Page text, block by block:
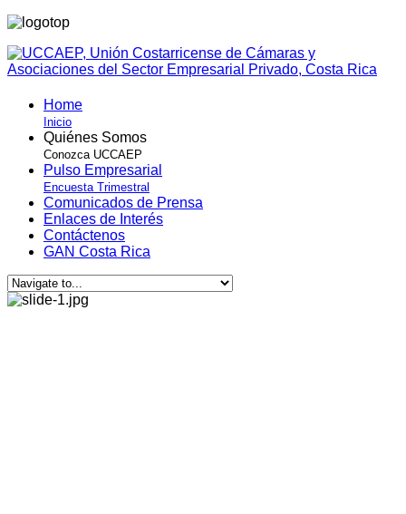
Home
Inicio
Quiénes Somos
Conozca UCCAEP
Pulso Empresarial
Encuesta Trimestral
Comunicados de Prensa
Enlaces de Interés
Contáctenos
GAN Costa Rica